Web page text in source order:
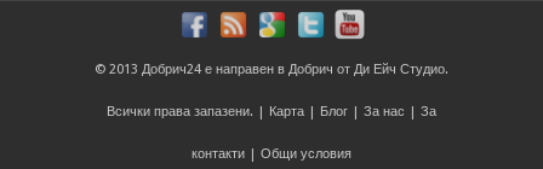
© 2013 Добрич24 е направен в Добрич от Ди Ейч Студио.
Всички права запазени. | Карта Блог За нас За
контакти Общи условия